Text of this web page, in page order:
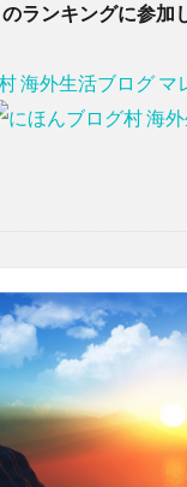
のランキングに参